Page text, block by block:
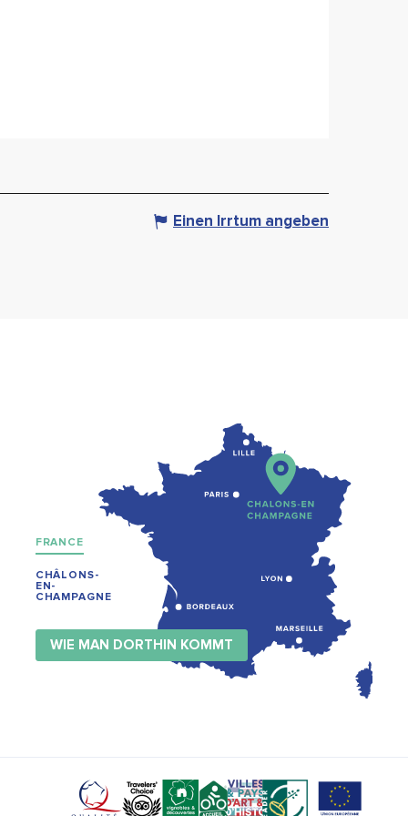
Einen Irrtum angeben
FRANCE
CHÂLONS-
EN-
CHAMPAGNE
WIE MAN DORTHIN KOMMT